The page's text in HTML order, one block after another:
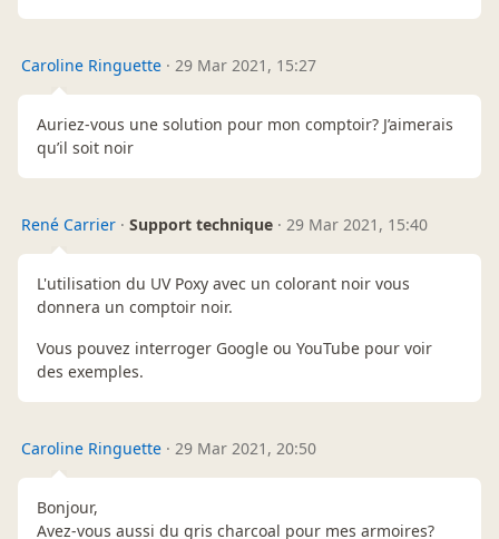
Caroline Ringuette · 29 Mar 2021, 15:27
Auriez-vous une solution pour mon comptoir? J’aimerais
qu’il soit noir
René Carrier · Support technique · 29 Mar 2021, 15:40
L'utilisation du UV Poxy avec un colorant noir vous
donnera un comptoir noir.
Vous pouvez interroger Google ou YouTube pour voir
des exemples.
Caroline Ringuette · 29 Mar 2021, 20:50
Bonjour,
Avez-vous aussi du gris charcoal pour mes armoires?